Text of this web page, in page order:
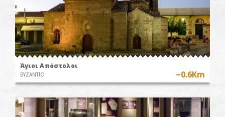
Άγιοι Απόστολοι
ΒΥΖΑΝΤΙΟ ~0.6Km